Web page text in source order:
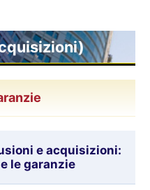
e acquisizioni:
le garanzie